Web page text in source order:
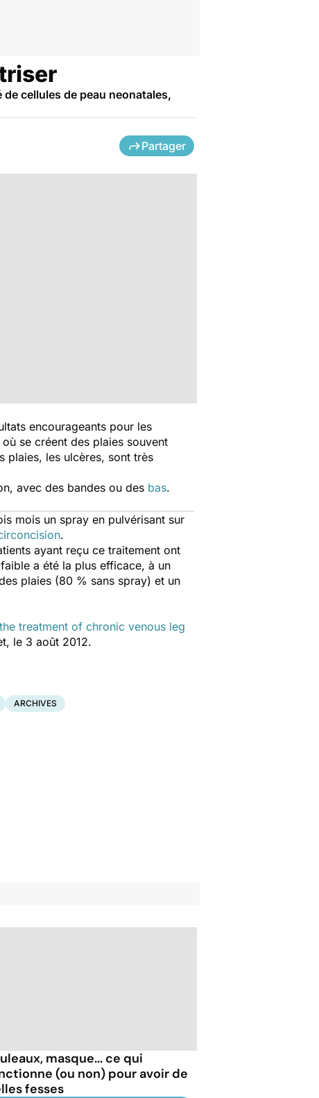
cellules de peau neonatales,
Partager
encourageants pour les
se créent des plaies souvent
plaies, les ulcères, sont très
avec des bandes ou des bas.
mois un spray en pulvérisant sur
.
ayant reçu ce traitement ont
a été la plus efficace, à un
plaies (80 % sans spray) et un
treatment of chronic venous leg
le 3 août 2012.
ARCHIVES
masque... ce qui
(ou non) pour avoir de
fesses